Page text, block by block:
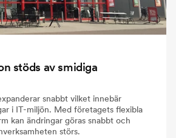
stöds av smidiga
snabbt vilket innebär
i IT-miljön. Med företagets flexibla
kan ändringar göras snabbt och
störs.